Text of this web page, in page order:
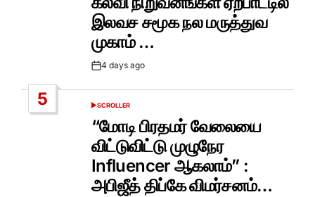
இலவச சமூக நல மருத்துவ
முகாம் …
Post4 days ago
5
POSTED
IN
SCROLLER
“மோடி பிரதமர் வேலையை
விட்டுவிட்டு முழுநேர
Influencer ஆகலாம்” :
அபிஜீத் திப்கே விமர்சனம்…